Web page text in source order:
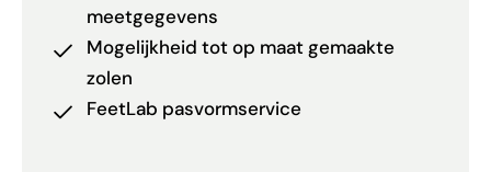
meetgegevens
Mogelijkheid tot op maat gemaakte
zolen
FeetLab pasvormservice